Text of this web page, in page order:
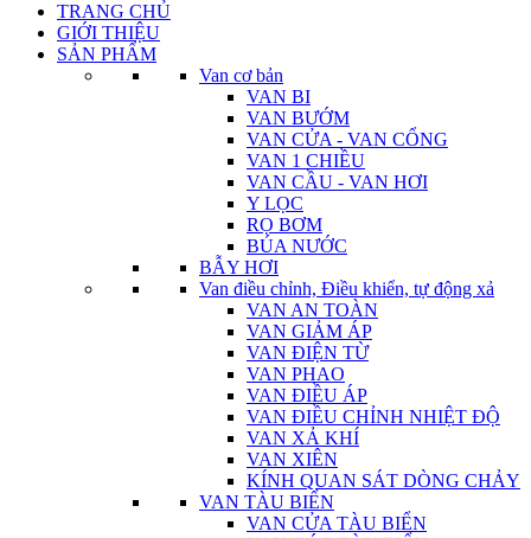
TRANG CHỦ
GIỚI THIỆU
SẢN PHẨM
Van cơ bản
VAN BI
VAN BƯỚM
VAN CỬA - VAN CỔNG
VAN 1 CHIỀU
VAN CẦU - VAN HƠI
Y LỌC
RỌ BƠM
BÚA NƯỚC
BẪY HƠI
Van điều chỉnh, Điều khiển, tự động xả
VAN AN TOÀN
VAN GIẢM ÁP
VAN ĐIỆN TỪ
VAN PHAO
VAN ĐIỀU ÁP
VAN ĐIỀU CHỈNH NHIỆT ĐỘ
VAN XẢ KHÍ
VAN XIÊN
KÍNH QUAN SÁT DÒNG CHẢY
VAN TÀU BIỂN
VAN CỬA TÀU BIỂN